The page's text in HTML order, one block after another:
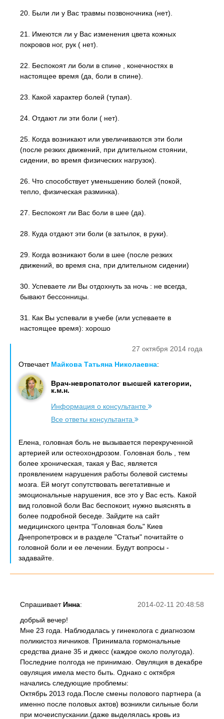
20. Были ли у Вас травмы позвоночника (нет).
21. Имеются ли у Вас изменения цвета кожных
покровов ног, рук ( нет).
22. Беспокоят ли боли в спине , конечностях в
настоящее время (да, боли в спине).
23. Какой характер болей (тупая).
24. Отдают ли эти боли ( нет).
25. Когда возникают или увеличиваются эти боли
(после резких движений, при длительном стоянии,
сидении, во время физических нагрузок).
26. Что способствует уменьшению болей (покой,
тепло, физическая разминка).
27. Беспокоят ли Вас боли в шее (да).
28. Куда отдают эти боли (в затылок, в руки).
29. Когда возникают боли в шее (после резких
движений, во время сна, при длительном сидении)
30. Успеваете ли Вы отдохнуть за ночь : не всегда,
бывают бессонницы.
31. Как Вы успевали в учебе (или успеваете в
настоящее время): хорошо
27 октября 2014 года
Отвечает Майкова Татьяна Николаевна:
Врач-невропатолог высшей категории,
к.м.н.
Информация о консультанте
Все ответы консультанта
Елена, головная боль не вызывается перекрученной
артерией или остеохондрозом. Головная боль , тем
более хроническая, такая у Вас, является
проявлением нарушения работы болевой системы
мозга. Ей могут сопутствовать вегетативные и
эмоциональные нарушения, все это у Вас есть. Какой
вид головной боли Вас беспокоит, нужно выяснять в
более подробной беседе. Зайдите на сайт
медицинского центра "Головная боль" Киев
Днепропетровск и в разделе "Статьи" почитайте о
головной боли и ее лечении. Будут вопросы -
задавайте.
2014-02-11 20:48:58
Спрашивает Инна:
добрый вечер!
Мне 23 года. Наблюдалась у гинеколога с диагнозом
поликистоз яичников. Принимала гормональные
средства диане 35 и джесс (каждое около полугода).
Последние полгода не принимаю. Овуляция в декабре
овуляция имела место быть. Однако с октября
начались следующие проблемы:
Октябрь 2013 года.После смены полового партнера (а
именно после половых актов) возникли сильные боли
при мочеиспускании.(даже выделялась кровь из